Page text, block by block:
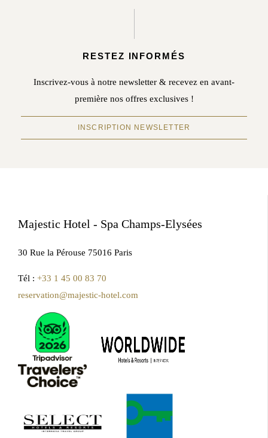
RESTEZ INFORMÉS
Inscrivez-vous à notre newsletter & recevez en avant-
première nos offres exclusives !
INSCRIPTION NEWSLETTER
Majestic Hotel - Spa Champs-Elysées
30 Rue la Pérouse 75016 Paris
Tél : +33 1 45 00 83 70
reservation@majestic-hotel.com